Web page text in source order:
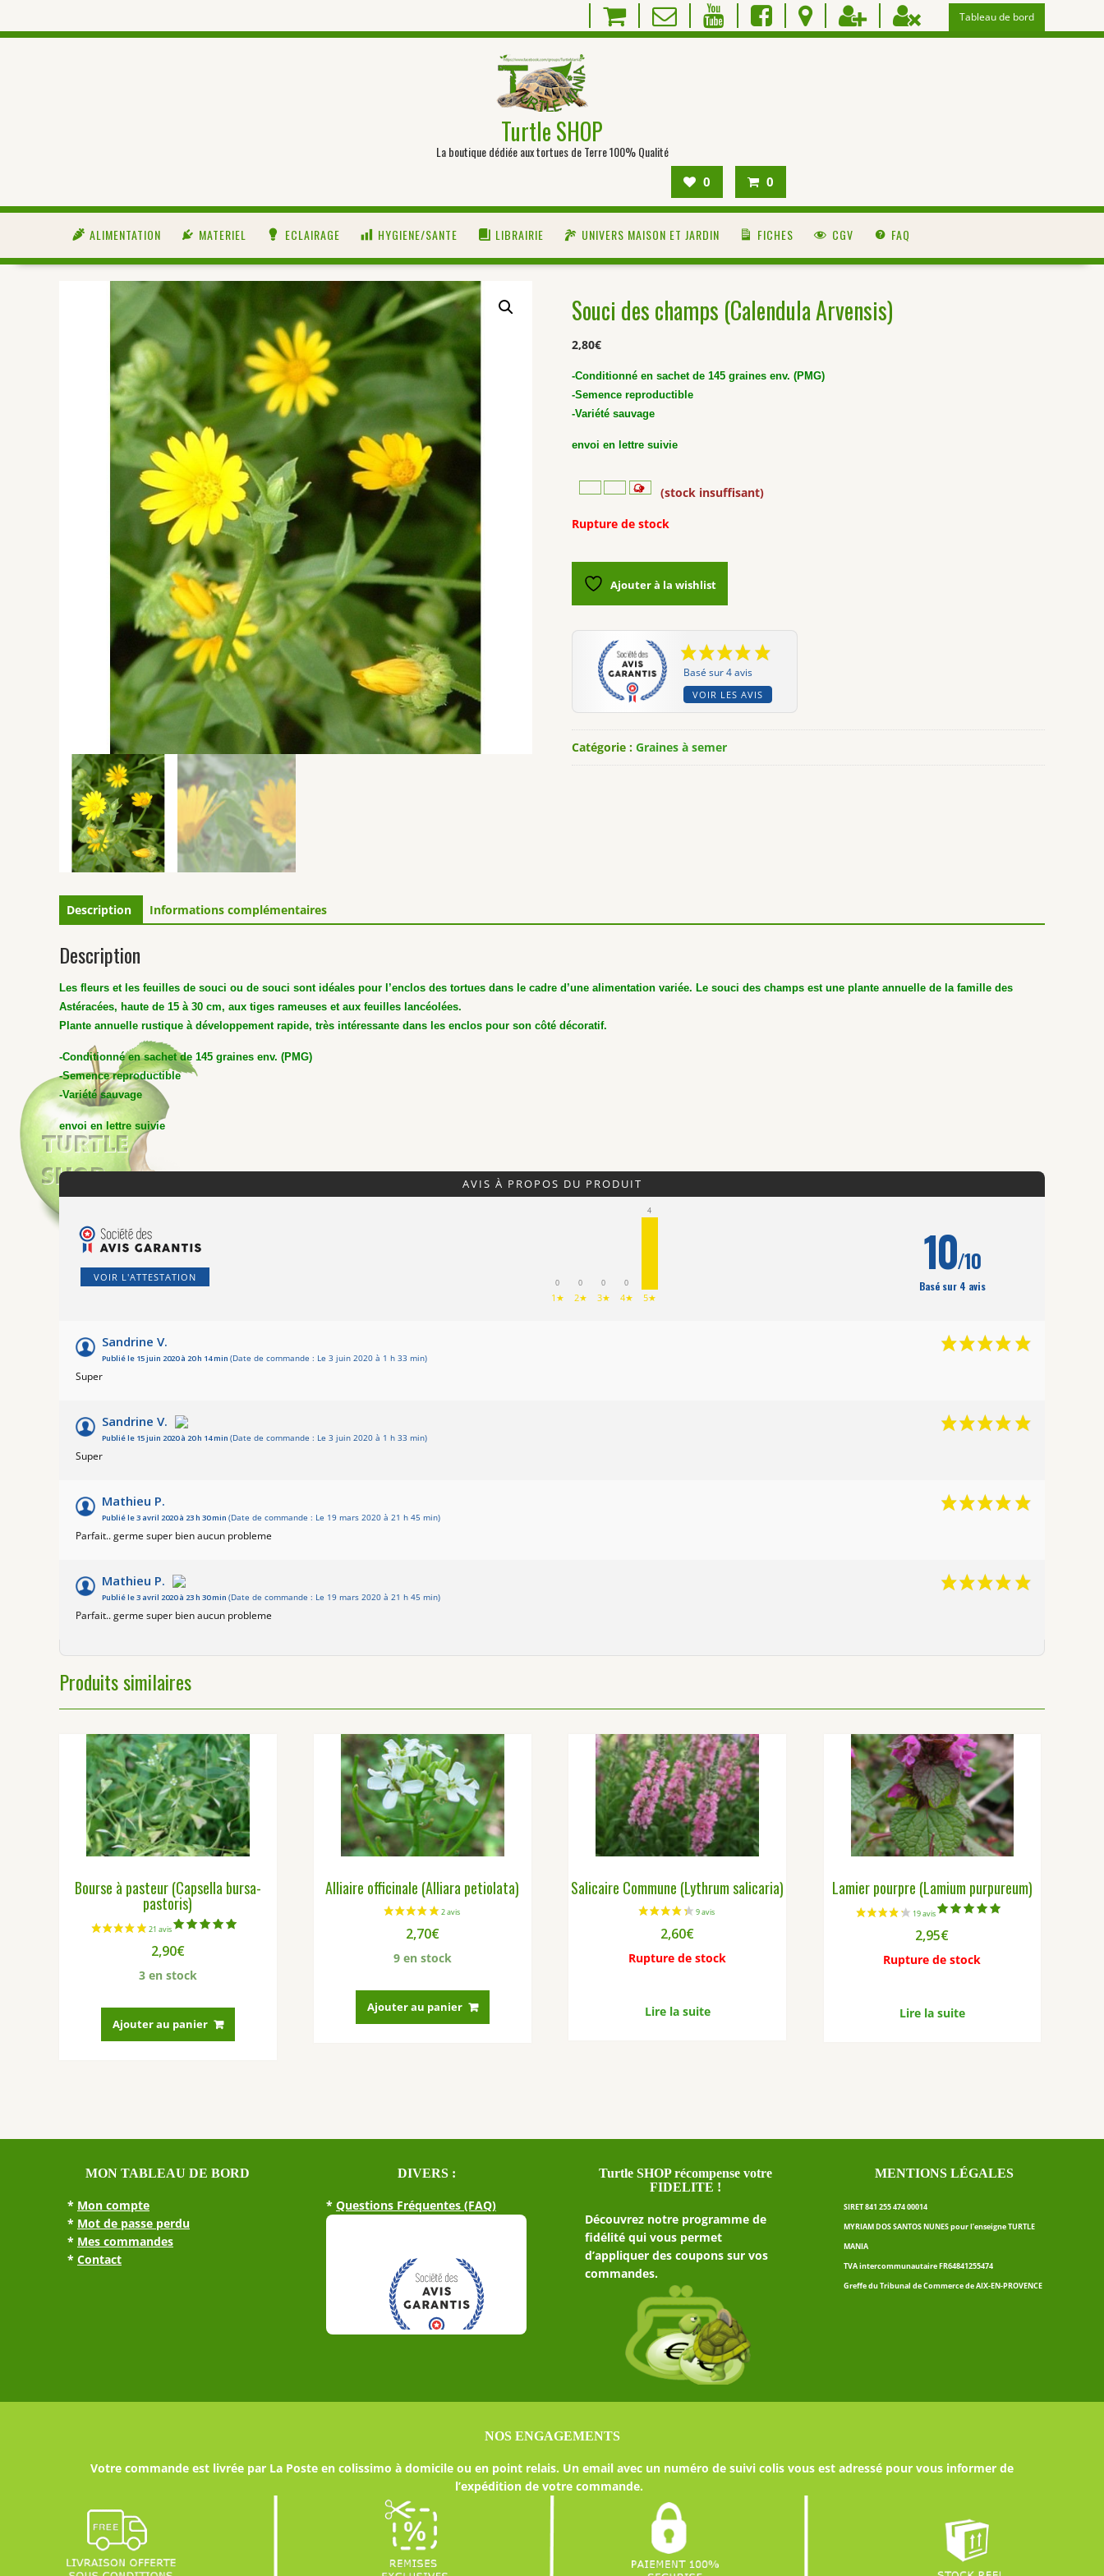
Tableau de bord
Turtle SHOP
La boutique dédiée aux tortues de Terre 100% Qualité
0 0
ALIMENTATION MATERIEL ECLAIRAGE HYGIENE/SANTE LIBRAIRIE UNIVERS MAISON ET JARDIN FICHES CGV FAQ
Souci des champs (Calendula Arvensis)
2,80€
-Conditionné en sachet de 145 graines env. (PMG)
-Semence reproductible
-Variété sauvage
envoi en lettre suivie
(stock insuffisant)
Rupture de stock
Ajouter à la wishlist
Basé sur 4 avis
VOIR LES AVIS
Catégorie : Graines à semer
Description Informations complémentaires
Description
Les fleurs et les feuilles de souci ou de souci sont idéales pour l’enclos des tortues dans le cadre d’une alimentation variée. Le souci des champs est une plante annuelle de la famille des
Astéracées, haute de 15 à 30 cm, aux tiges rameuses et aux feuilles lancéolées.
Plante annuelle rustique à développement rapide, très intéressante dans les enclos pour son côté décoratif.
-Conditionné en sachet de 145 graines env. (PMG)
-Semence reproductible
-Variété sauvage
envoi en lettre suivie
AVIS À PROPOS DU PRODUIT
VOIR L'ATTESTATION 0
1★
0
2★
0
3★
0
4★
4
5★
10/10
Basé sur 4 avis
Sandrine V.
Publié le 15 juin 2020 à 20 h 14 min (Date de commande : Le 3 juin 2020 à 1 h 33 min)
Super
Sandrine V.
Publié le 15 juin 2020 à 20 h 14 min (Date de commande : Le 3 juin 2020 à 1 h 33 min)
Super
Mathieu P.
Publié le 3 avril 2020 à 23 h 30 min (Date de commande : Le 19 mars 2020 à 21 h 45 min)
Parfait.. germe super bien aucun probleme
Mathieu P.
Publié le 3 avril 2020 à 23 h 30 min (Date de commande : Le 19 mars 2020 à 21 h 45 min)
Parfait.. germe super bien aucun probleme
Produits similaires
Bourse à pasteur (Capsella bursa-
pastoris)
2,90€
3 en stock
Ajouter au panier
Alliaire officinale (Alliara petiolata)
2,70€
9 en stock
Ajouter au panier
Salicaire Commune (Lythrum salicaria)
2,60€
Rupture de stock
Lire la suite
Lamier pourpre (Lamium purpureum)
2,95€
Rupture de stock
Lire la suite
MON TABLEAU DE BORD
* Mon compte
* Mot de passe perdu
* Mes commandes
* Contact
DIVERS :
* Questions Fréquentes (FAQ)
Turtle SHOP récompense votre
FIDELITE !
Découvrez notre programme de
fidélité qui vous permet
d’appliquer des coupons sur vos
commandes.
MENTIONS LÉGALES
SIRET 841 255 474 00014
MYRIAM DOS SANTOS NUNES pour l’enseigne TURTLE
MANIA
TVA intercommunautaire FR64841255474
Greffe du Tribunal de Commerce de AIX-EN-PROVENCE
NOS ENGAGEMENTS
Votre commande est livrée par La Poste en colissimo à domicile ou en point relais. Un email avec un numéro de suivi colis vous est adressé pour vous informer de
l’expédition de votre commande.